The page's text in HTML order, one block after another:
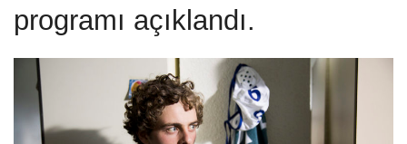
programı açıklandı.